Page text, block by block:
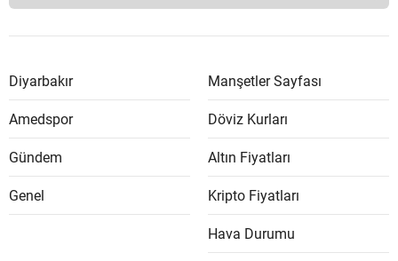
Diyarbakır
Amedspor
Gündem
Genel
Manşetler Sayfası
Döviz Kurları
Altın Fiyatları
Kripto Fiyatları
Hava Durumu